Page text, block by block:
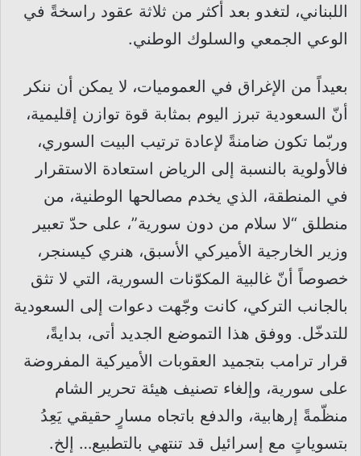
اللبناني، لتغدو بعد أكثر من ثلاثة عقود راسخةً في
الوعي الجمعي والسلوك الوطني.
بعيداً من الإغراق في العموميات، لا يمكن أن ننكر
أنّ السعودية تبرز اليوم بمثابة قوة توازن إقليمية،
وربّما تكون ضامنةً لإعادة ترتيب البيت السوري،
فالأولوية بالنسبة إلى الرياض استعادة الاستقرار
في المنطقة، الذي يخدم مصالحها الوطنية، من
منطلق “لا سلام من دون سورية”، على حدّ تعبير
وزير الخارجية الأميركي الأسبق، هنري كيسنجر،
خصوصاً أنّ غالبية المكوّنات السورية، التي لا تثق
بالجانب التركي، كانت وجّهت دعوات إلى السعودية
للتدخّل. ووفق هذا التموضع الجديد أتى، بدايةً،
قرار ترامب بتجميد العقوبات الأميركية المفروضة
على سورية، وإلغاء تصنيف هيئة تحرير الشام
منظّمةً إرهابية، والدفع باتجاه مسارٍ حقيقي يَعِدُ
بتسوياتٍ مع إسرائيل قد تنتهي بالتطبيع… إلخ.